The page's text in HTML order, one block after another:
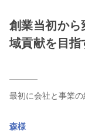
創業当初から
域貢献を目指
最初に会社と事業の
森様